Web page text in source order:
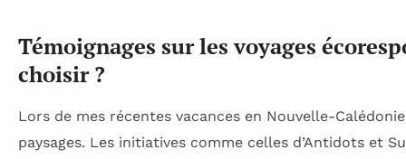
Témoignages sur les voyages
choisir ?
Lors de mes récentes vacances en Nouvelle-
paysages. Les initiatives comme celles d’Antidots et